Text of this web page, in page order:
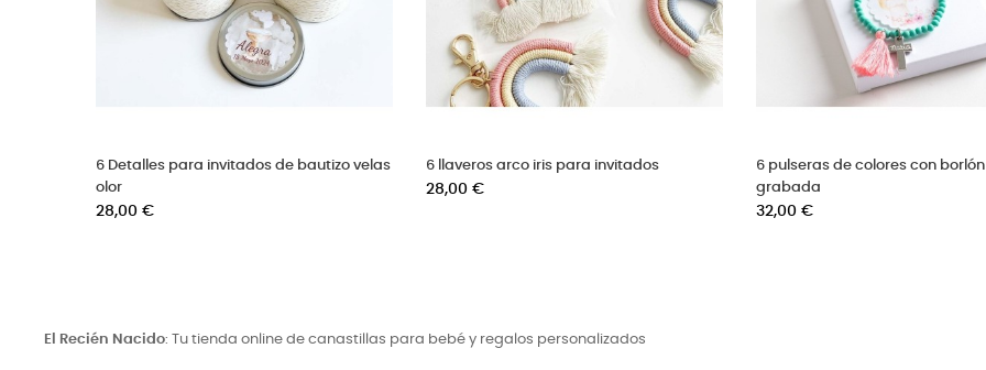
6 pulseras de perlas bautizo con medalla
6 pulseras de cuarzo personalizadas
Cruces de tela para
El Recién Nacido: Tu tienda online de canastillas para bebé y regalos personalizados